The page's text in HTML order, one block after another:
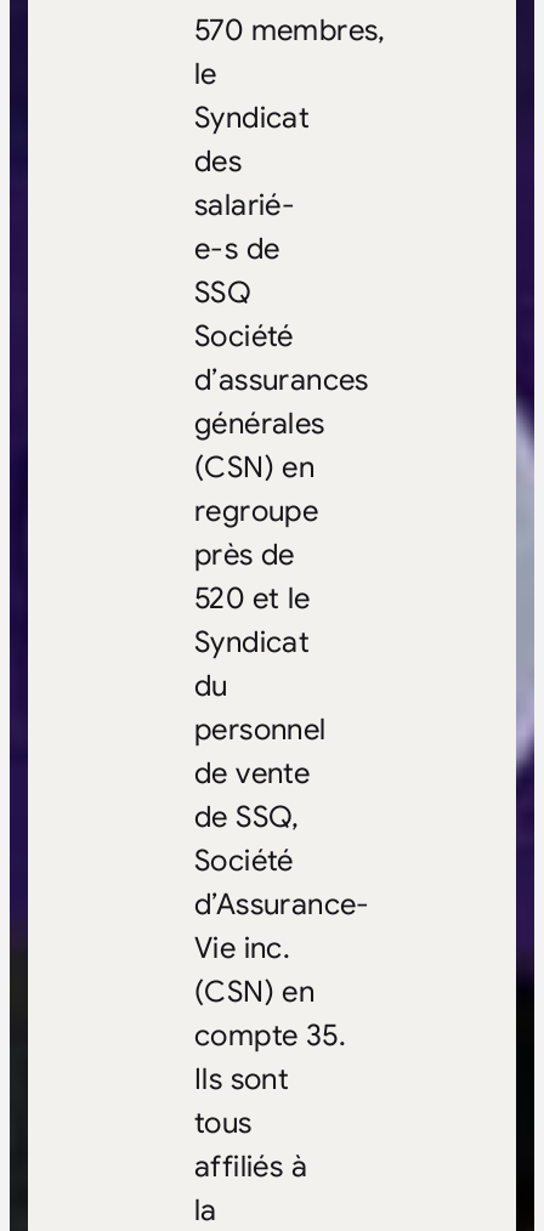
570 membres,
le
Syndicat
des
salarié-
e-s de
SSQ
Société
d’assurances
générales
(CSN) en
regroupe
près de
520 et le
Syndicat
du
personnel
de vente
de SSQ,
Société
d’Assurance-
Vie inc.
(CSN) en
compte 35.
Ils sont
tous
affiliés à
la